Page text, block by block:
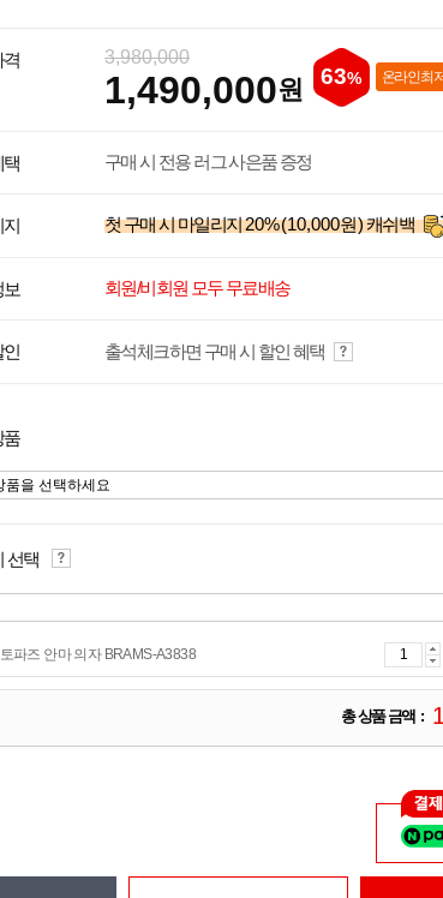
격 3,980,000
1,490,000원 63% 온라인 최
택 구매 시 전용 러그 사은품 증정
지 첫 구매 시 마일리지20%(10,000원)캐쉬백
보 회원/비회원 모두 무료배송
인 출석체크하면 구매 시 할인 혜택
품
품을 선택하세요
선택
파즈 안마 의자 BRAMS-A3838
총 상품 금액 : 1